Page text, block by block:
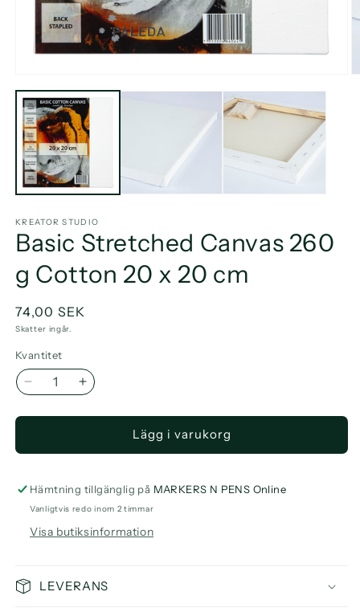
mediet
modalfönster
KREATOR STUDIO
Basic Stretched Canvas 260
g Cotton 20 x 20 cm
Ordinarie
pris
74,00 SEK
Skatter ingår.
Kvantitet
Minska
Stretched
260
g
20
cm
Öka
Stretched
260
g
Cotton
20
cm
Lägg i varukorg
Hämtning tillgänglig på MARKERS N PENS Online
Vanligtvis redo inom 2 timmar
Visa butiksinformation
LEVERANS